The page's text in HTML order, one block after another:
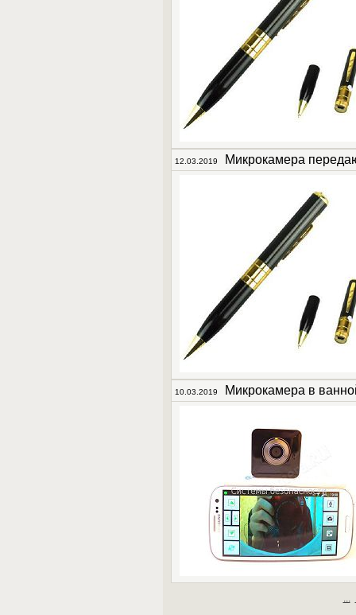
12.03.2019 Микрокамера
10.03.2019 Микрокамера в
...